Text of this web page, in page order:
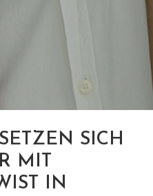
SICH
MIT
IN